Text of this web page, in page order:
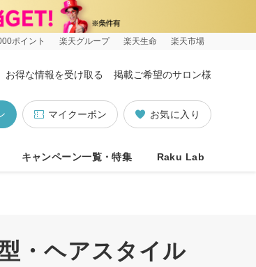
ポイント 楽天グループ 楽天生命 楽天市場
お得な情報を受け取る 掲載ご希望のサロン様
お気に入り
マイクーポン
キャンペーン一覧・特集 Raku Lab
・ヘアスタイル